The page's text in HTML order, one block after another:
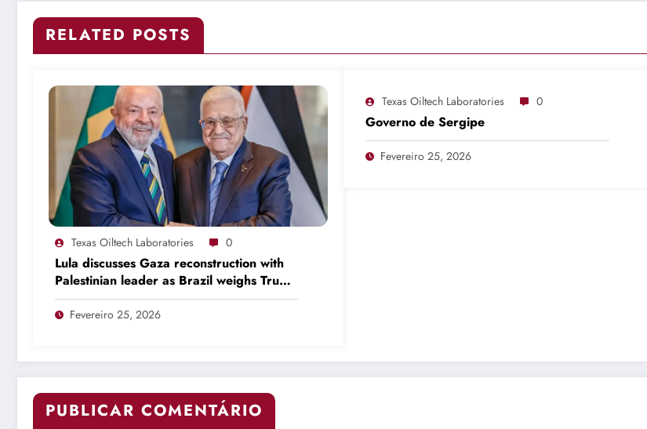
RELATED POSTS
Texas Oiltech Laboratories 0
Lula discusses Gaza reconstruction with
Palestinian leader as Brazil weighs Trump
invitation
Fevereiro 25, 2026
Texas Oiltech Laboratories 0
Governo de Sergipe
Fevereiro 25, 2026
PUBLICAR COMENTÁRIO